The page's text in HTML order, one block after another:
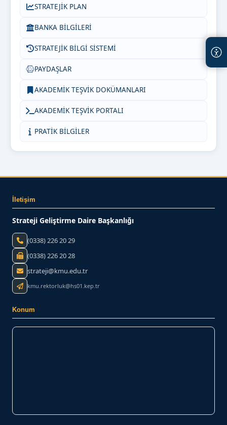
STRATEJİK PLAN
BANKA BİLGİLERİ
STRATEJİK BİLGİ SİSTEMİ
PAYDAŞLAR
AKADEMİK TEŞVİK DOKÜMANLARI
AKADEMİK TEŞVİK PORTALI
PRATİK BİLGİLER
İletişim
Strateji Geliştirme Daire Başkanlığı
(0338) 226 20 29
(0338) 226 20 28
strateji@kmu.edu.tr
kmu.rektorluk@hs01.kep.tr
Konum